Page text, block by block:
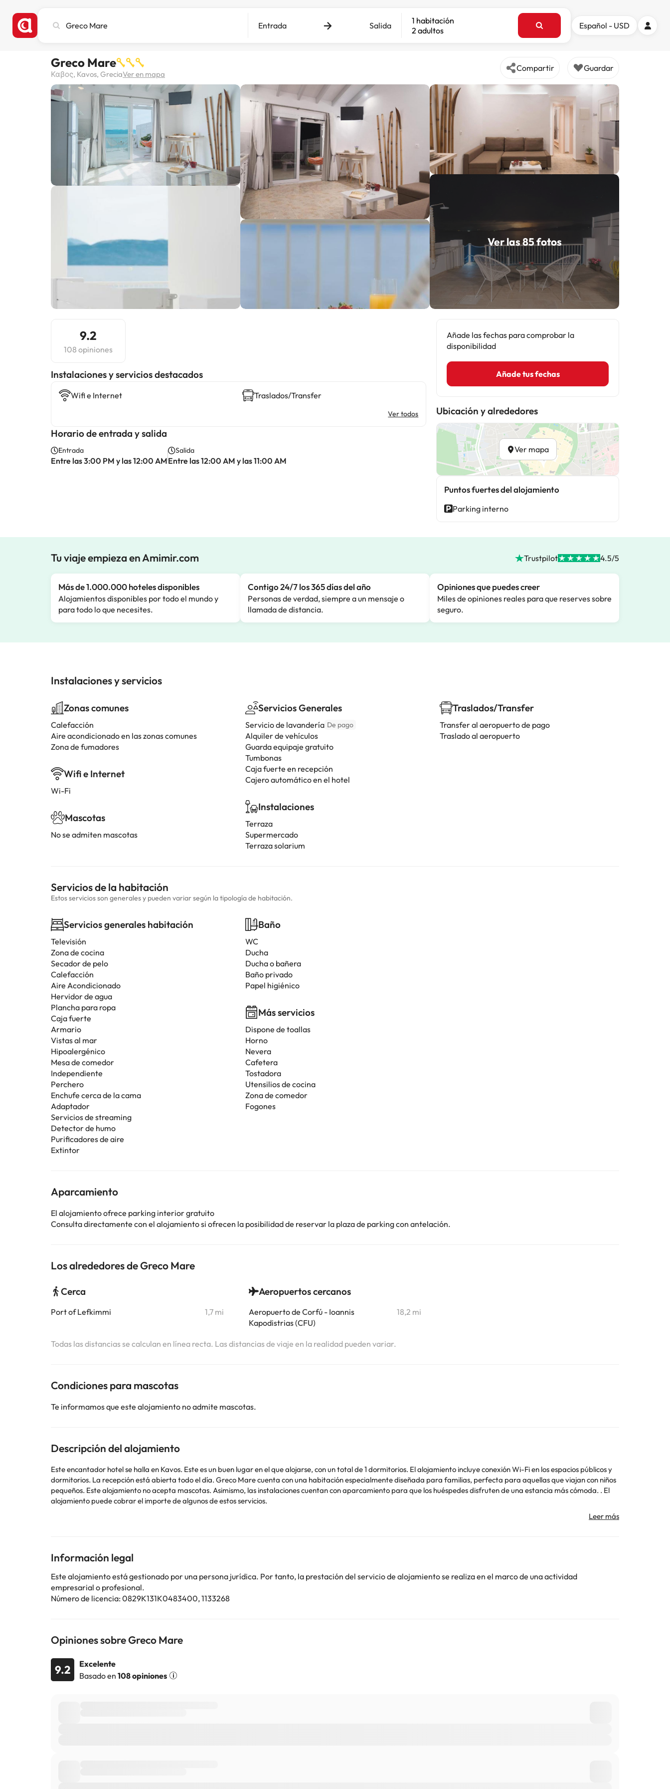
ciudad,
destino
Entrada Salida
1 habitación
2 adultos
Español - USD
Greco Mare
Καβος, Kavos, GreciaVer en mapa
Compartir Guardar
Ver las 85 fotos
9.2
108 opiniones
Instalaciones y servicios destacados
Wifi e Internet Traslados/Transfer
Ver todos
Horario de entrada y salida
Entrada
Entre las 3:00 PM y las 12:00 AM
Salida
Entre las 12:00 AM y las 11:00 AM
Añade las fechas para comprobar la
disponibilidad
Añade tus fechas
Ubicación y alrededores
Ver mapa
Puntos fuertes del alojamiento
Parking interno
Tu viaje empieza en Amimir.com Trustpilot 4.5/5
Más de 1.000.000 hoteles disponibles
Alojamientos disponibles por todo el mundo y
para todo lo que necesites.
Contigo 24/7 los 365 días del año
Personas de verdad, siempre a un mensaje o
llamada de distancia.
Opiniones que puedes creer
Miles de opiniones reales para que reserves sobre
seguro.
Instalaciones y servicios
Zonas comunes
Calefacción
Aire acondicionado en las zonas comunes
Zona de fumadores
Wifi e Internet
Wi-Fi
Mascotas
No se admiten mascotas
Servicios Generales
Servicio de lavandería De pago
Alquiler de vehículos
Guarda equipaje gratuito
Tumbonas
Caja fuerte en recepción
Cajero automático en el hotel
Instalaciones
Terraza
Supermercado
Terraza solarium
Traslados/Transfer
Transfer al aeropuerto de pago
Traslado al aeropuerto
Servicios de la habitación
Estos servicios son generales y pueden variar según la tipología de habitación.
Servicios generales habitación
Televisión
Zona de cocina
Secador de pelo
Calefacción
Aire Acondicionado
Hervidor de agua
Plancha para ropa
Caja fuerte
Armario
Vistas al mar
Hipoalergénico
Mesa de comedor
Independiente
Perchero
Enchufe cerca de la cama
Adaptador
Servicios de streaming
Detector de humo
Purificadores de aire
Extintor
Baño
WC
Ducha
Ducha o bañera
Baño privado
Papel higiénico
Más servicios
Dispone de toallas
Horno
Nevera
Cafetera
Tostadora
Utensilios de cocina
Zona de comedor
Fogones
Aparcamiento
El alojamiento ofrece parking interior gratuito
Consulta directamente con el alojamiento si ofrecen la posibilidad de reservar la plaza de parking con antelación.
Los alrededores de Greco Mare
Cerca
Port of Lefkimmi 1,7 mi
Aeropuertos cercanos
Aeropuerto de Corfú - Ioannis
Kapodistrias (CFU)
18,2 mi
Todas las distancias se calculan en línea recta. Las distancias de viaje en la realidad pueden variar.
Condiciones para mascotas
Te informamos que este alojamiento no admite mascotas.
Descripción del alojamiento
Este encantador hotel se halla en Kavos. Este es un buen lugar en el que alojarse, con un total de 1 dormitorios. El alojamiento incluye conexión Wi-Fi en los espacios públicos y
dormitorios. La recepción está abierta todo el día. Greco Mare cuenta con una habitación especialmente diseñada para familias, perfecta para aquellas que viajan con niños
pequeños. Este alojamiento no acepta mascotas. Asimismo, las instalaciones cuentan con aparcamiento para que los huéspedes disfruten de una estancia más cómoda. . El
alojamiento puede cobrar el importe de algunos de estos servicios.
cambios por parte del alojamiento. Si tienes dudas, contáctanos.
Información legal
Este alojamiento está gestionado por una persona jurídica. Por tanto, la prestación del servicio de alojamiento se realiza en el marco de una actividad
empresarial o profesional.
Número de licencia: 0829K131K0483400, 1133268
Opiniones sobre Greco Mare
9.2
Excelente
Basado en 108 opiniones